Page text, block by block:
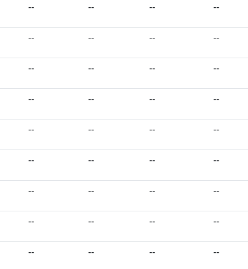
-- -- -- --
-- -- -- --
-- -- -- --
-- -- -- --
-- -- -- --
-- -- -- --
-- -- -- --
-- -- -- --
-- -- -- --